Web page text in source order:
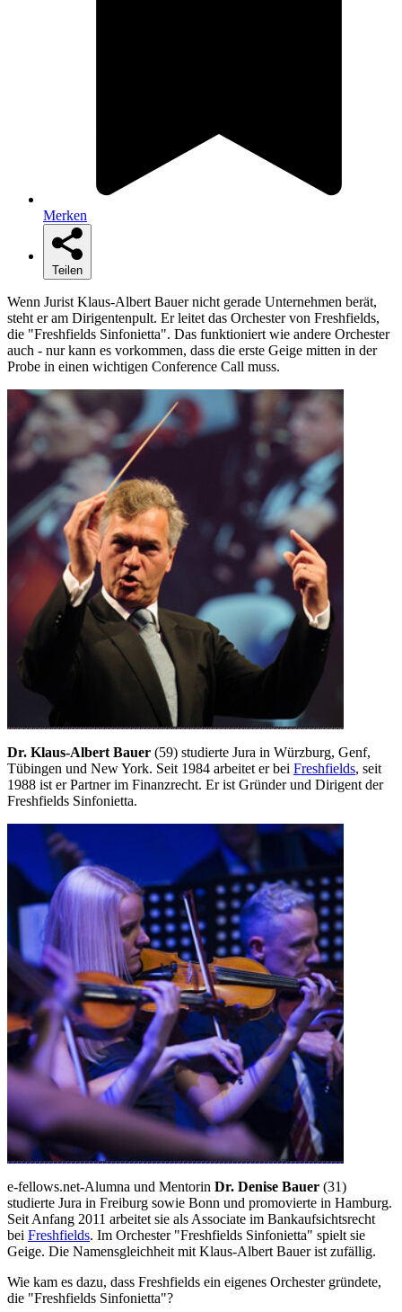
Merken
Teilen
Wenn Jurist Klaus-Albert Bauer nicht gerade Unternehmen berät,
steht er am Dirigentenpult. Er leitet das Orchester von Freshfields,
die "Freshfields Sinfonietta". Das funktioniert wie andere Orchester
auch - nur kann es vorkommen, dass die erste Geige mitten in der
Probe in einen wichtigen Conference Call muss.
Dr. Klaus-Albert Bauer (59) studierte Jura in Würzburg, Genf,
Tübingen und New York. Seit 1984 arbeitet er bei Freshfields, seit
1988 ist er Partner im Finanzrecht. Er ist Gründer und Dirigent der
Freshfields Sinfonietta.
e-fellows.net-Alumna und Mentorin Dr. Denise Bauer (31)
studierte Jura in Freiburg sowie Bonn und promovierte in Hamburg.
Seit Anfang 2011 arbeitet sie als Associate im Bankaufsichtsrecht
bei Freshfields. Im Orchester "Freshfields Sinfonietta" spielt sie
Geige. Die Namensgleichheit mit Klaus-Albert Bauer ist zufällig.
Wie kam es dazu, dass Freshfields ein eigenes Orchester gründete,
die "Freshfields Sinfonietta"?